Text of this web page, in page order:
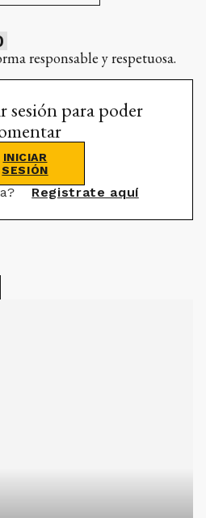
responsable y respetuosa.
sesión para poder
INICIAR
SESIÓN
Registrate aquí